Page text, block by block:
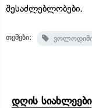
შესაძლებლობები.
თემები:
დღის სიახლეები